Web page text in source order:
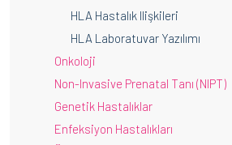
HLA Hastalık Ilişkileri
HLA Laboratuvar Yazılımı
Onkoloji
Non-Invasive Prenatal Tanı (NIPT)
Genetik Hastalıklar
Enfeksiyon Hastalıkları